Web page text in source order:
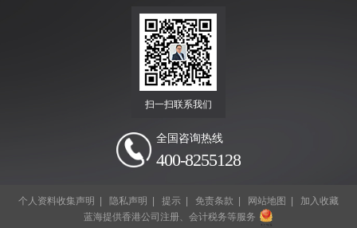
扫一扫联系我们
全国咨询热线
400-8255128
个人资料收集声明 隐私声明 提示| 免责条款 网站地图
加入收藏
蓝海提供香港公司注册、会计税务等服务